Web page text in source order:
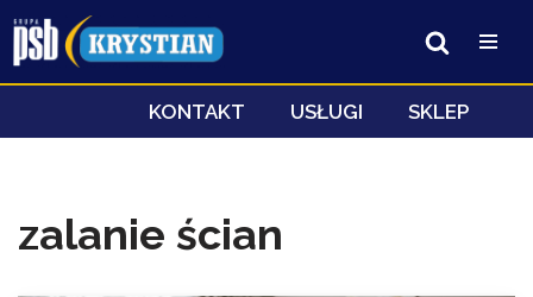
Przejdź
do
KONTAKT USŁUGI SKLEP
zalanie ścian